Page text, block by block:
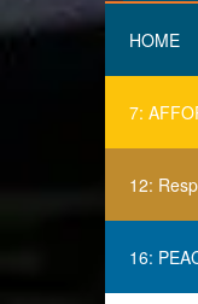
HOME
7:
12:
16: